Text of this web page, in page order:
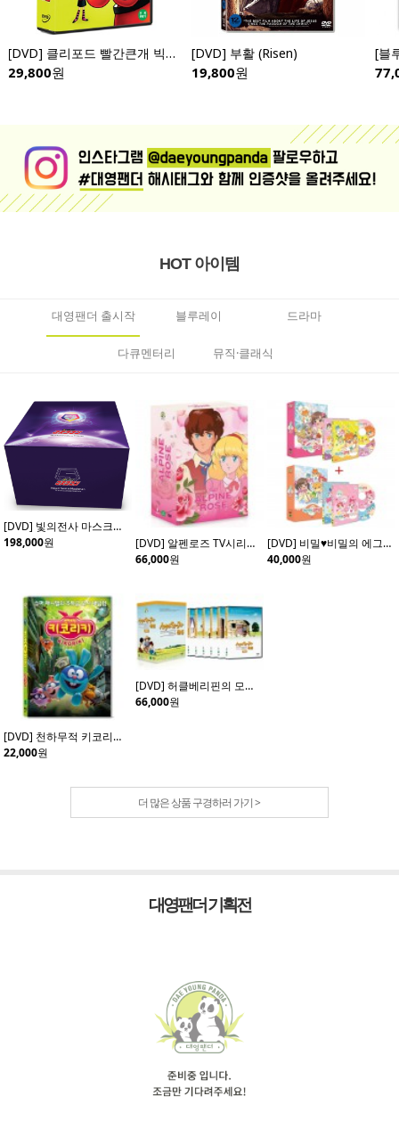
[DVD] 클리포드 빨간큰개 빅빅 전편 (10disc)- Clifford the Big Red Dog: Big Big
29,800원
[DVD] 부활 (Risen)
19,800원
HOT 아이템
대영팬더 출시작 블루레이 드라마
다큐멘터리 뮤직·클래식
[DVD] 빛의전사 마스크맨 초회 한정판 (20disc)
198,000원
[DVD] 알펜로즈 TV시리즈 (4disc)
66,000원
[DVD] 비밀♥비밀의 에그엔젤 코코밍 Vol.1+ Vol.2 (4disc)
40,000원
[DVD] 천하무적 키코리키 (Kikoriki: Team Invincible)- 데니스체르노프 감독
22,000원
[DVD] 허클베리핀의 모험 (6Disc)
66,000원
더 많은 상품 구경하러 가기 >
대영팬더 기획전